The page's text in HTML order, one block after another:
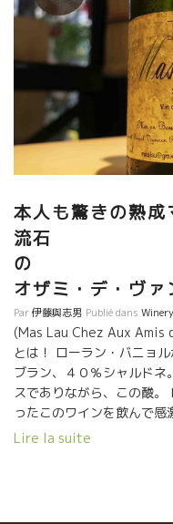
本人も驚きの熟
流石
オザミ・デ・ヴァ
Par伊藤與志男 Publié dans Winery
(Mas Lau Chez Aux Amis
とは！ ローラン・バニョ
ブラン、４０％シャルド
スでありながら、この酸
ったこのワインを飲んで
した時のことを思い出し
Lire la suite